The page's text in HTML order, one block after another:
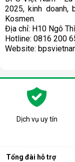
2025, kinh doanh,
Kosmen.
Địa chỉ: H10 Ngô
Hotline: 0816 200
Website:
Dịch vụ uy tín
Tổng đài hỗ trợ